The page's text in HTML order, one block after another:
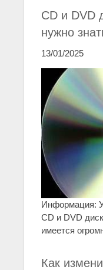
CD и DVD
нужно
13/01/2025
Информация:
CD и DVD
имеется
Как